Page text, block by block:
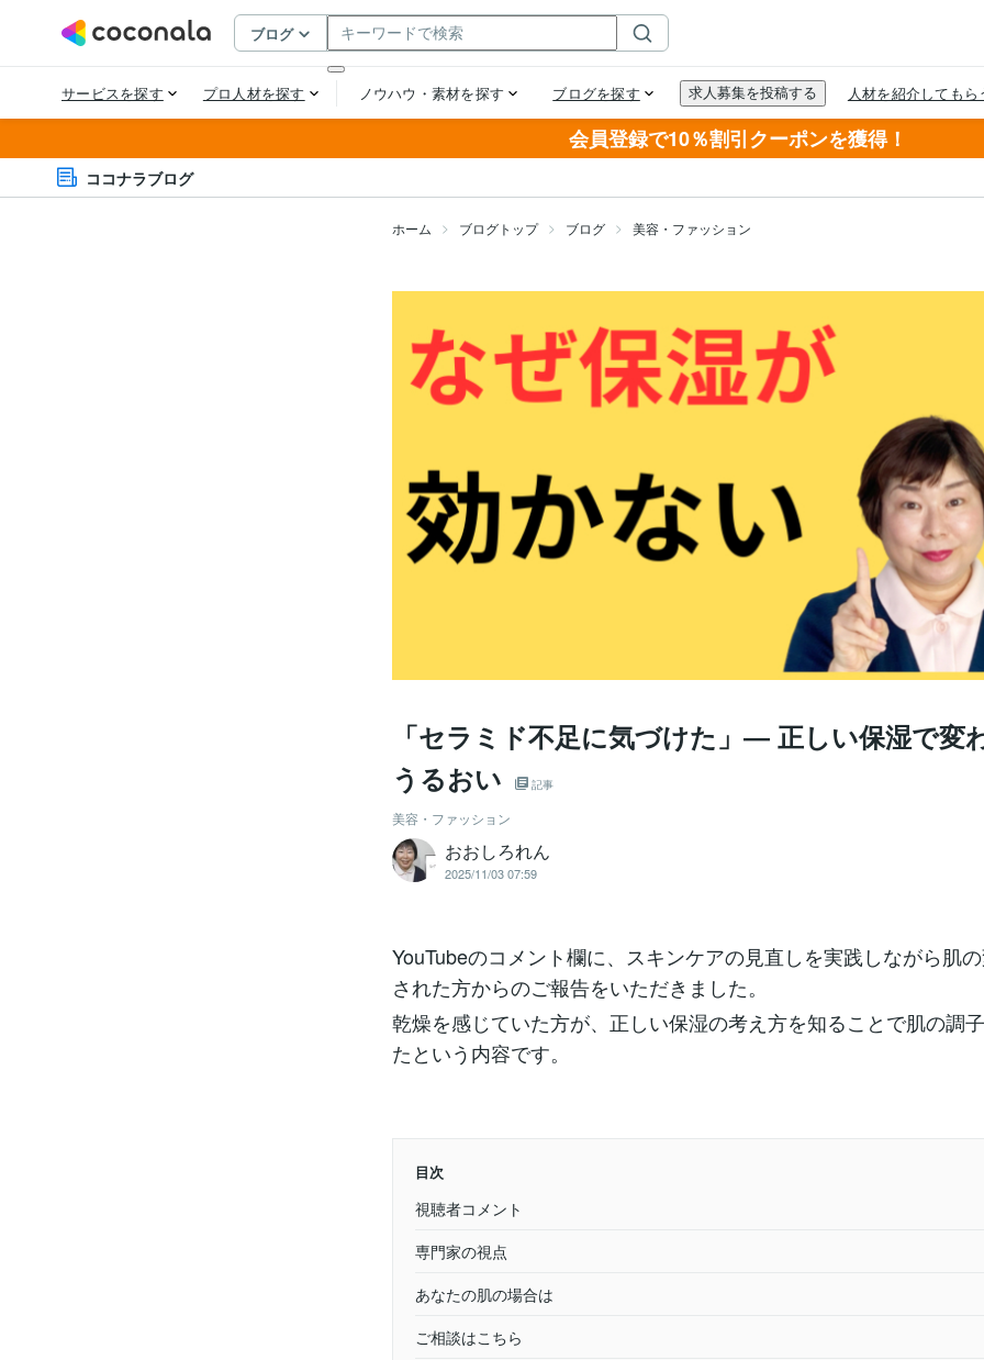
会員登録で10％割引クーポンを獲得！
ココナラブログ
ホーム ブログトップ ブログ 美容・ファッション
「セラミド不足に気づけた」― 正しい保湿で変
うるおい
記事
美容・ファッション
おおしろれん
2025/11/03 07:59
YouTubeのコメント欄に、スキンケアの見直しを実践しながら肌
された方からのご報告をいただきました。
乾燥を感じていた方が、正しい保湿の考え方を知ることで肌の調
たという内容です。
目次
視聴者コメント
専門家の視点
あなたの肌の場合は
ご相談はこちら